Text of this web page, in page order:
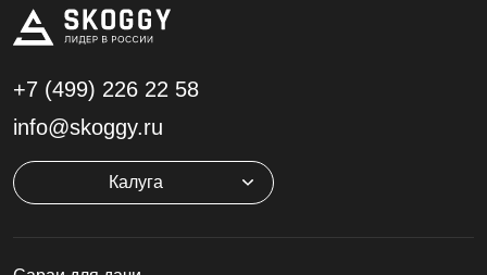
+7 (499) 226 22 58
info@skoggy.ru
Калуга